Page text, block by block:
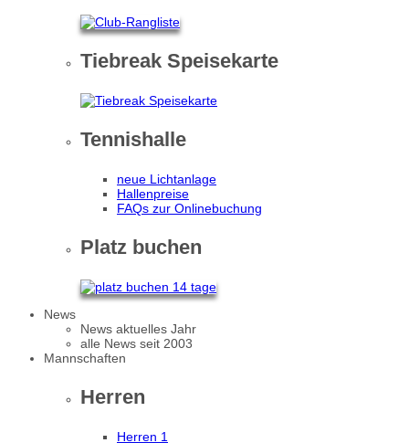
Tiebreak Speisekarte
Tennishalle
neue Lichtanlage
Hallenpreise
FAQs zur Onlinebuchung
Platz buchen
News
News aktuelles Jahr
alle News seit 2003
Mannschaften
Herren
Herren 1